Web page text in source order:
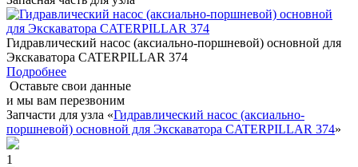
Гидравлический насос (аксиально-поршневой) основной для
Экскаватора CATERPILLAR 374
Подробнее
Оставьте свои данные
и мы вам перезвоним
Запчасти для узла «Гидравлический насос (аксиально-
поршневой) основной для Экскаватора CATERPILLAR 374»
1